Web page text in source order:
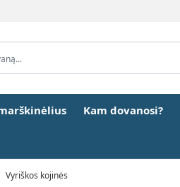
Kam dovanosi?
Vyriškos kojinės